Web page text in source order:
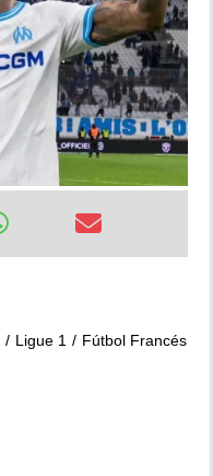
Ligue 1
Fútbol Francés